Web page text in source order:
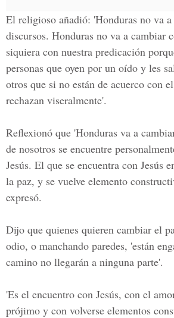
El religioso añadió: 'Honduras no va
discursos. Honduras no va a cambiar
siquiera con nuestra predicación
personas que oyen por un oído y les
otros que si no están de acuerco con
rechazan viseralmente'.
Reflexionó que 'Honduras va a
de nosotros se encuentre
Jesús. El que se encuentra con Jesús
la paz, y se vuelve elemento
expresó.
Dijo que quienes quieren cambiar el
odio, o manchando paredes, 'están
camino no llegarán a ninguna parte'.
'Es el encuentro con Jesús, con el
prójimo y con volverse elementos